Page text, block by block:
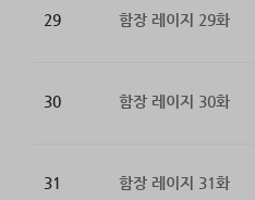
29 함장 레이지 29화
30 함장 레이지 30화
31 함장 레이지 31화